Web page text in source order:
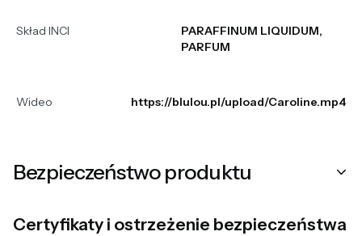
Skład INCI
PARAFFINUM LIQUIDUM,
PARFUM
Wideo https://blulou.pl/upload/Caroline.mp4
Bezpieczeństwo produktu
Certyfikaty i ostrzeżenie bezpieczeństwa